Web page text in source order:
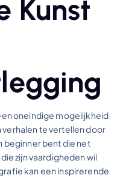
Kunst
oneindige mogelijkheid
te vertellen door
beginner bent die net
zijn vaardigheden wil
kan een inspirerende